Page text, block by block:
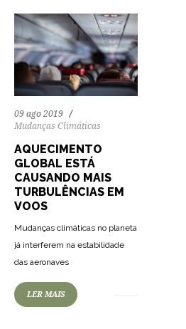
09 ago 2019
Mudanças Climáticas
AQUECIMENTO
GLOBAL ESTÁ
CAUSANDO MAIS
TURBULÊNCIAS EM
VOOS
Mudanças climáticas no planeta
já interferem na estabilidade
das aeronaves
LER MAIS